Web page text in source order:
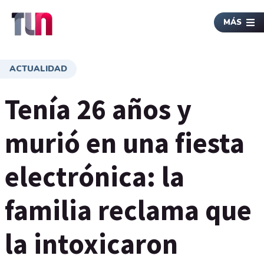
MÁS
ACTUALIDAD
Tenía 26 años y
murió en una fiesta
electrónica: la
familia reclama que
la intoxicaron